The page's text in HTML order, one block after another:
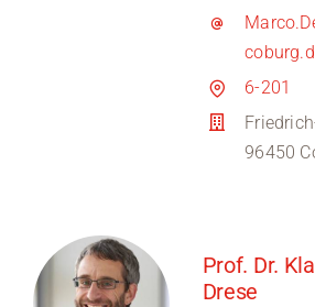
6-201
96450
Prof. Dr.
Drese